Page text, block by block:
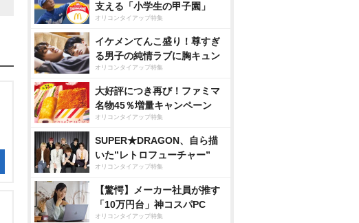
支える「小学生の甲子園」
オリコンタイアップ特集
イケメンてんこ盛り！尊すぎ
る男子の純情ラブに胸キュン
オリコンタイアップ特集
大好評につき再び！ファミマ
名物45％増量キャンペーン
オリコンタイアップ特集
SUPER★DRAGON、自ら描
いた”レトロフューチャー”
オリコンタイアップ特集
【驚愕】メーカー社員が推す
「10万円台」神コスパPC
オリコンタイアップ特集